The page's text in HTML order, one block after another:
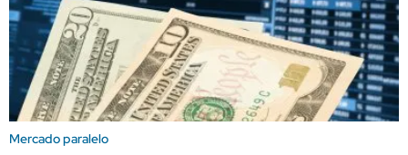
Mercado paralelo